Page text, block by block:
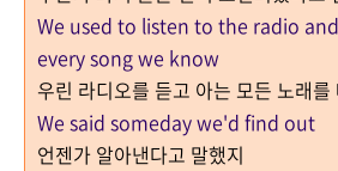
We used to listen to the radio
every song we know
우린 라디오를 듣고 아는 모든 노래를
We said someday we'd find out
언젠가 알아낸다고 말했지